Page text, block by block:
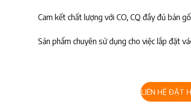
Cam kết chất lượng với CO, CQ đầy đủ bản
Sản phẩm chuyên sử dụng cho việc lắp đặt
LIÊN HỆ ĐẶT